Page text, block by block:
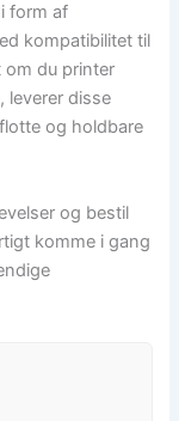
form af
kompatibilitet til
om du printer
leverer disse
og holdbare
og bestil
komme i gang